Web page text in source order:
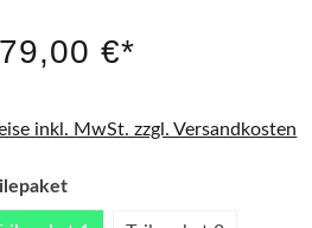
NEU €*
inkl. MwSt. zzgl. Versandkosten